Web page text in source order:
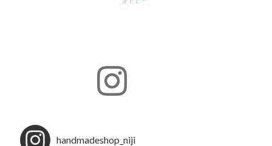
handmadeshop_niji